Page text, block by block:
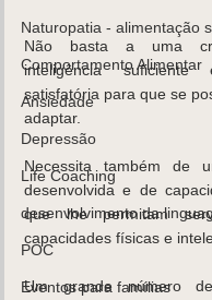
Naturopatia - alimentação
Comportamento Alimentar
Ansiedade
Depressão
Life Coaching
desenvolvimento da
POC
Eventos para famílias
Não basta a uma
inteligência
satisfatória para que se
adaptar.
Necessita também de
desenvolvida e de
que lhe permitam
capacidades físicas e
Um grande número de